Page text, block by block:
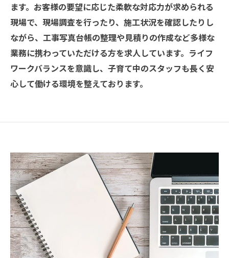
ます。お客様の要望に応じた柔軟な対応力が求められる
現場で、現場調査を行ったり、施工状況を確認したりし
ながら、工事写真台帳の整理や見積りの作成など多様な
業務に携わっていただける方を求人しています。ライフ
ワークバランスを意識し、子育て中のスタッフも長く安
心して働ける環境を整えております。